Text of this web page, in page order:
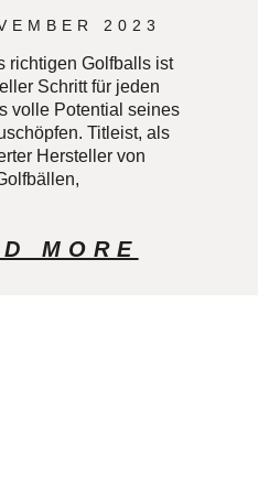
2023
richtigen Golfballs ist
Schritt für jeden
volle Potential seines
Titleist, als
Hersteller von
MORE